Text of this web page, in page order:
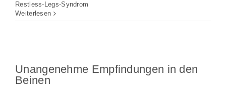
Restless-Legs-Syndrom
Weiterlesen
Unangenehme Empfindungen in den
Beinen